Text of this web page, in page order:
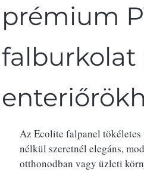
prémium
falburkolat
Az Ecolite falpanel tökéletes
nélkül szeretnél elegáns,
otthonodban vagy üzleti